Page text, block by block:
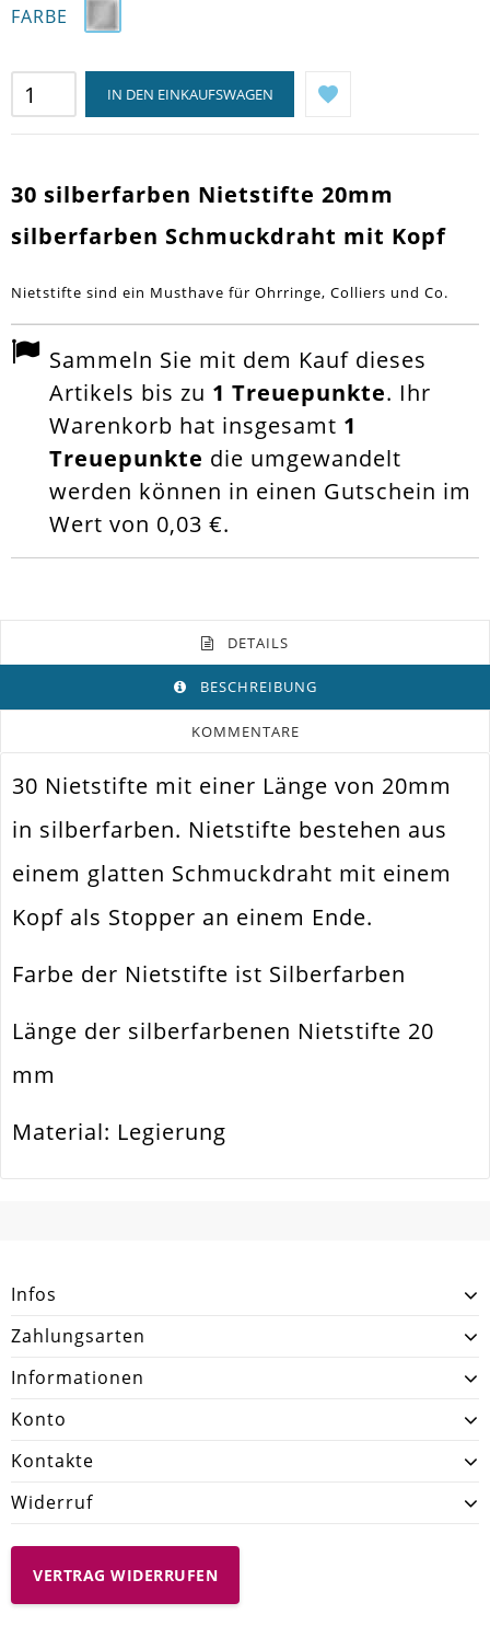
FARBE
IN DEN EINKAUFSWAGEN
30 silberfarben Nietstifte 20mm
silberfarben Schmuckdraht mit Kopf
Nietstifte sind ein Musthave für Ohrringe, Colliers und Co.
Sammeln Sie mit dem Kauf dieses
Artikels bis zu 1 Treuepunkte. Ihr
Warenkorb hat insgesamt 1
Treuepunkte die umgewandelt
werden können in einen Gutschein im
Wert von 0,03 €.
DETAILS
BESCHREIBUNG
KOMMENTARE
Farbe Silber
Funktion Schmuckdraht Mit Kopf
Spezifikation Nietstift Kopfstift
Verwendung
Perlen Auffädeln Und Verbinden.
Ohrhänger. Colliers
Länge 20mm
Material Metall Legierung
30 Stück
30 Nietstifte mit einer Länge von 20mm
in silberfarben. Nietstifte bestehen aus
einem glatten Schmuckdraht mit einem
Kopf als Stopper an einem Ende.
Farbe der Nietstifte ist Silberfarben
Länge der silberfarbenen Nietstifte 20
mm
Material: Legierung
Infos
Zahlungsarten
Informationen
Konto
Kontakte
Widerruf
VERTRAG WIDERRUFEN